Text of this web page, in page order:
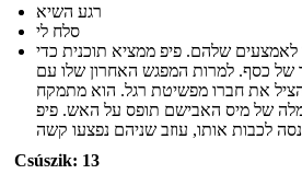
רגע השיא
סלח לי
שלהם. פיפ ממציא תוכנית כדי
של כסף. למרות המפגש האחרון שלו עם
את חברו מפשיטת רגל. הוא מתמקח
של מיס האבישם תופס על האש. פיפ
Csúszik: 13